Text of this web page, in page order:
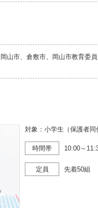
山市、倉敷市、岡山市教育委
対象：小学生（保護者同
時間帯 10:00～
定員 先着50組